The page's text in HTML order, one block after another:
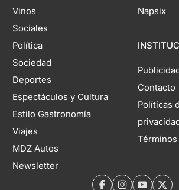
Vinos
Sociales
Política
Sociedad
Deportes
Espectáculos y Cultura
Estilo Gastronomía
Viajes
MDZ Autos
Newsletter
Napsix
Contacto
Políticas